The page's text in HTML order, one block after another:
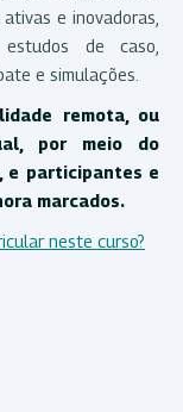
e inovadoras,
de caso,
e simulações.
remota, ou
por meio do
e participantes e
marcados.
neste curso?